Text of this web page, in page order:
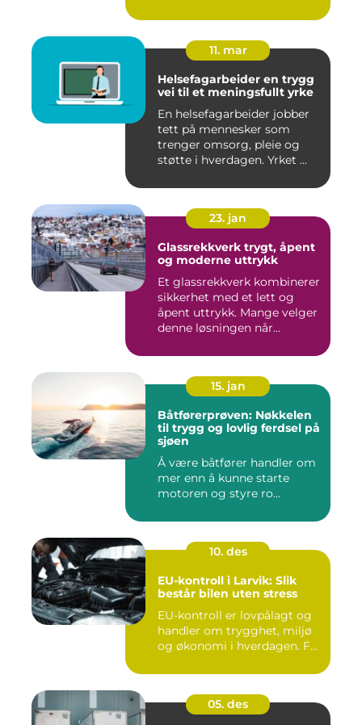
11. mar
Helsefagarbeider en trygg
vei til et meningsfullt yrke
En helsefagarbeider jobber
tett på mennesker som
trenger omsorg, pleie og
støtte i hverdagen. Yrket ...
23. jan
Glassrekkverk trygt, åpent
og moderne uttrykk
Et glassrekkverk kombinerer
sikkerhet med et lett og
åpent uttrykk. Mange velger
denne løsningen når...
15. jan
Båtførerprøven: Nøkkelen
til trygg og lovlig ferdsel på
sjøen
Å være båtfører handler om
mer enn å kunne starte
motoren og styre ro...
10. des
EU-kontroll i Larvik: Slik
består bilen uten stress
EU-kontroll er lovpålagt og
handler om trygghet, miljø
og økonomi i hverdagen. F...
05. des